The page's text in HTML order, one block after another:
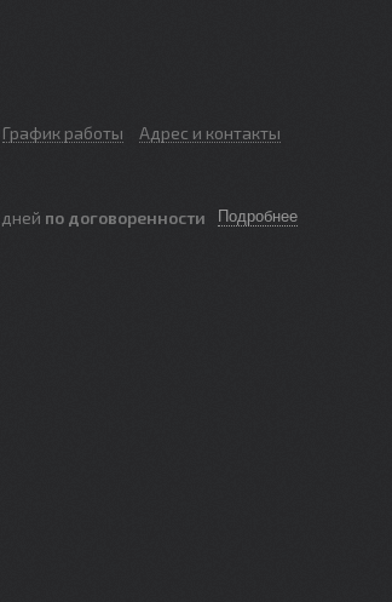
График работы Адрес и контакты
по договоренности Подробнее